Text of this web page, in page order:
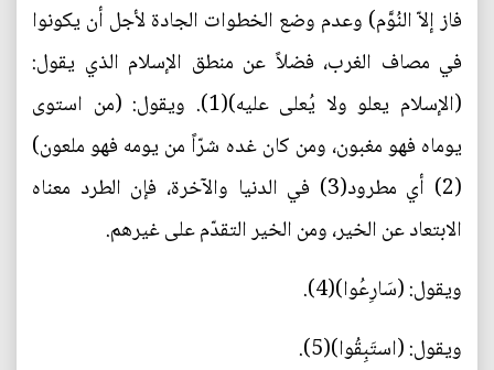
فاز إلاّ النُوَّم) وعدم وضع الخطوات الجادة لأجل أن يكونوا
في مصاف الغرب، فضلاً عن منطق الإسلام الذي يقول:
(الإسلام يعلو ولا يُعلى عليه)(1). ويقول: (من استوى
يوماه فهو مغبون، ومن كان غده شرّاً من يومه فهو ملعون)
(2) أي مطرود(3) في الدنيا والآخرة، فإن الطرد معناه
الابتعاد عن الخير، ومن الخير التقدّم على غيرهم.
ويقول: (سَارِعُوا)(4).
ويقول: (استَبِقُوا)(5).